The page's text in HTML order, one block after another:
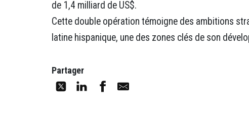
de 1,4 milliard de US$.
Cette double opération témoigne des ambitions
latine hispanique, une des zones clés de son
Partager